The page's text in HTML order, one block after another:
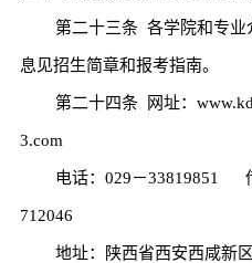
第二十三条 各学院和专业
息见招生简章和报考指南。
第二十四条 网址：
3.com
电话： 029－33819851
712046
地址：陕西省西安西咸新